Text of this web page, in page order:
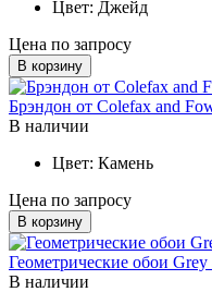
Цвет: Джейд
Цена по запросу
В корзину
Брэндон от Colefax and
В наличии
Цвет: Камень
Цена по запросу
В корзину
Геометрические обои
В наличии